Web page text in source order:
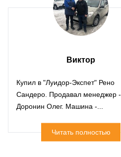
Виктор
Купил в "Луидор-Экспет" Рено
Сандеро. Продавал менеджер -
Доронин Олег. Машина -...
Читать полностью